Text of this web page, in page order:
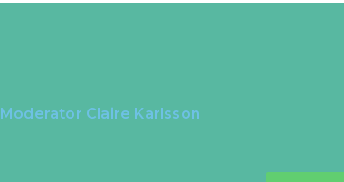
Moderator Claire Karlsson